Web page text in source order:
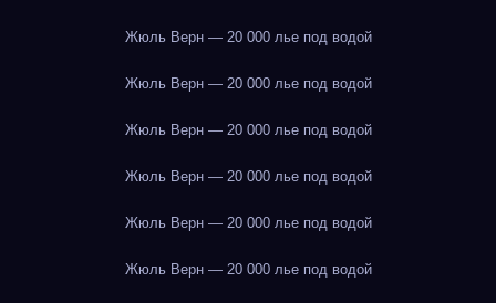
Жюль Верн — 20 000 лье под водой
Жюль Верн — 20 000 лье под водой
Жюль Верн — 20 000 лье под водой
Жюль Верн — 20 000 лье под водой
Жюль Верн — 20 000 лье под водой
Жюль Верн — 20 000 лье под водой